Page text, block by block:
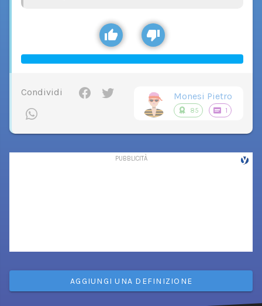
Condividi Monesi Pietro
85 1
AGGIUNGI UNA DEFINIZIONE